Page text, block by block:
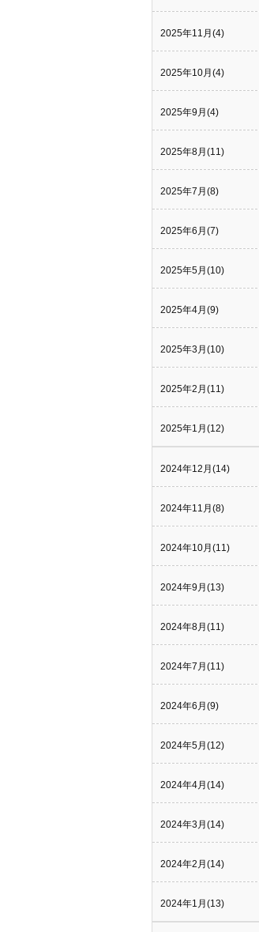
2025年11月(4)
2025年10月(4)
2025年9月(4)
2025年8月(11)
2025年7月(8)
2025年6月(7)
2025年5月(10)
2025年4月(9)
2025年3月(10)
2025年2月(11)
2025年1月(12)
2024年12月(14)
2024年11月(8)
2024年10月(11)
2024年9月(13)
2024年8月(11)
2024年7月(11)
2024年6月(9)
2024年5月(12)
2024年4月(14)
2024年3月(14)
2024年2月(14)
2024年1月(13)